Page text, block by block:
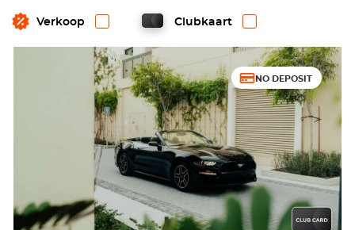
Verkoop Clubkaart
NO DEPOSIT